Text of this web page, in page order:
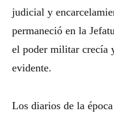
judicial y
permaneció en la
el poder militar crecía
evidente.
Los diarios de la